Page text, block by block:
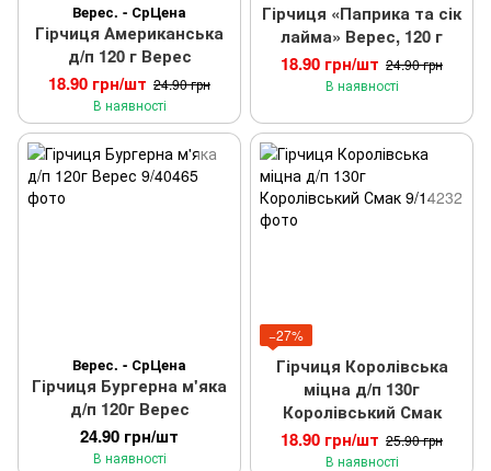
Верес. - СрЦена
Гірчиця Американська
д/п 120 г Верес
18.90 грн/шт 24.90 грн
В наявності
Гірчиця «Паприка та сік
лайма» Верес, 120 г
18.90 грн/шт 24.90 грн
В наявності
Верес. - СрЦена
Гірчиця Бургерна м'яка
д/п 120г Верес
24.90 грн/шт
В наявності
−27%
Гірчиця Королівська
міцна д/п 130г
Королівський Смак
18.90 грн/шт 25.90 грн
В наявності